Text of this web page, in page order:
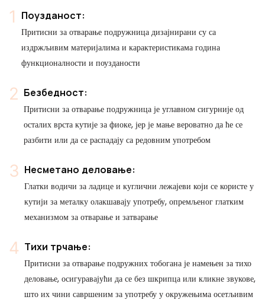
Поузданост:
Притисни за отварање подружница дизајнирани су са
издржљивим материјалима и карактеристикама година
функционалности и поузданости
Безбедност:
Притисни за отварање подружница је углавном сигурније од
осталих врста кутије за фиоке, јер је мање вероватно да ће се
разбити или да се распадају са редовним употребом
Несметано деловање:
Глатки водичи за ладице и куглични лежајеви који се користе у
кутији за металку олакшавају употребу, опремљеног глатким
механизмом за отварање и затварање
Тихи трчање:
Притисни за отварање подружних тобогана је намењен за тихо
деловање, осигуравајући да се без шкрипца или кликне звукове,
што их чини савршеним за употребу у окружењима осетљивим